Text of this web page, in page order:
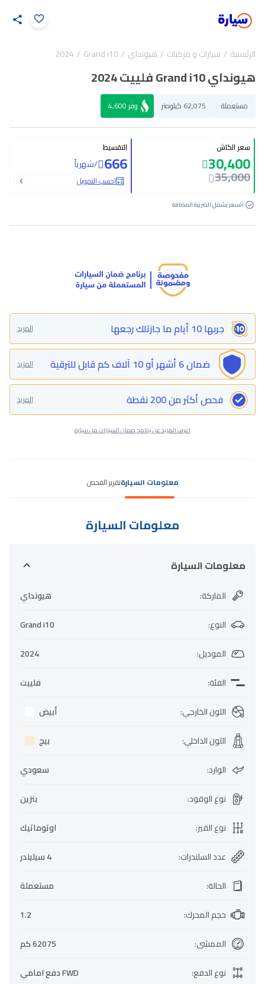
الرئيسية سيارات و مركبات هيونداي Grand i10
2024
هيونداي Grand i10 فلييت 2024
مستعملة 62,075 كيلومتر وفر4,600
سعر الكاش
30,400
35,000
التقسيط
666
/شهرياً
احسب التمويل
السعر يشمل الضريبة المضافة
جربها 10 أيام ما جازتلك رجعها المزيد
ضمان 6 أشهر أو 10 آلاف كم قابل للترقية المزيد
فحص أكثر من 200 نقطة المزيد
اعرف المزيد عن برنامج ضمان السيارات من سيارة
معلومات السيارةتقرير الفحص
معلومات السيارة
معلومات السيارة
الماركة:
هيونداي
النوع:
Grand i10
الموديل:
2024
الفئة:
فلييت
اللون الخارجي:
أبيض
اللون الداخلي:
بيج
الوارد:
سعودي
نوع الوقود:
بنزين
نوع القير:
اوتوماتيك
عدد السلندرات:
4 سيليندر
الحالة:
مستعملة
حجم المحرك:
1.2
الممشى:
62075 كم
نوع الدفع:
FWD دفع امامي